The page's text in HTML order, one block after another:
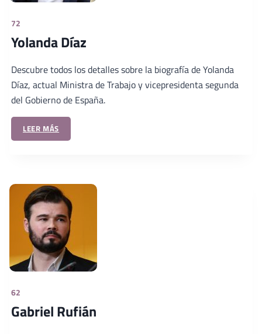
72
Yolanda Díaz
Descubre todos los detalles sobre la biografía de Yolanda
Díaz, actual Ministra de Trabajo y vicepresidenta segunda
del Gobierno de España.
LEER MÁS
62
Gabriel Rufián